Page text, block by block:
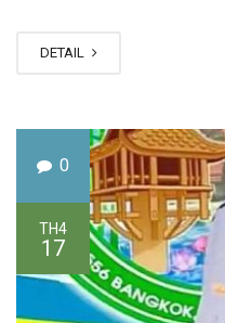
DETAIL
0
TH4
17